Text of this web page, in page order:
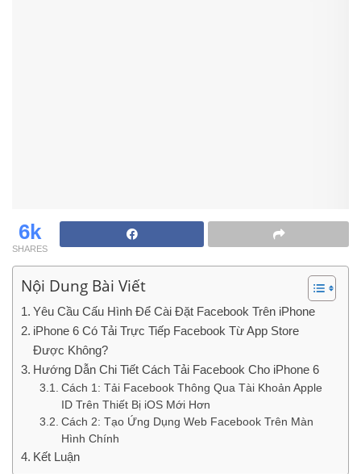
6k
SHARES
Nội Dung Bài Viết
Yêu Cầu Cấu Hình Để Cài Đặt Facebook Trên iPhone
iPhone 6 Có Tải Trực Tiếp Facebook Từ App Store
Được Không?
Hướng Dẫn Chi Tiết Cách Tải Facebook Cho iPhone 6
Cách 1: Tải Facebook Thông Qua Tài Khoản Apple
ID Trên Thiết Bị iOS Mới Hơn
Cách 2: Tạo Ứng Dụng Web Facebook Trên Màn
Hình Chính
Kết Luận